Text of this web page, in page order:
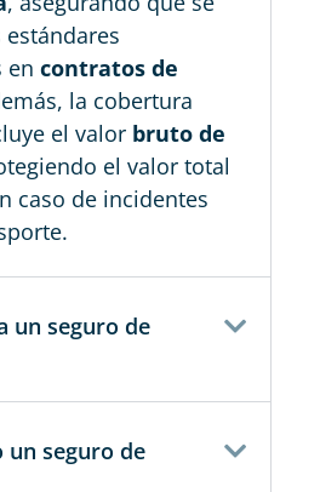
en contratos de
la cobertura
el valor bruto de
el valor total
caso de incidentes
un seguro de
un seguro de